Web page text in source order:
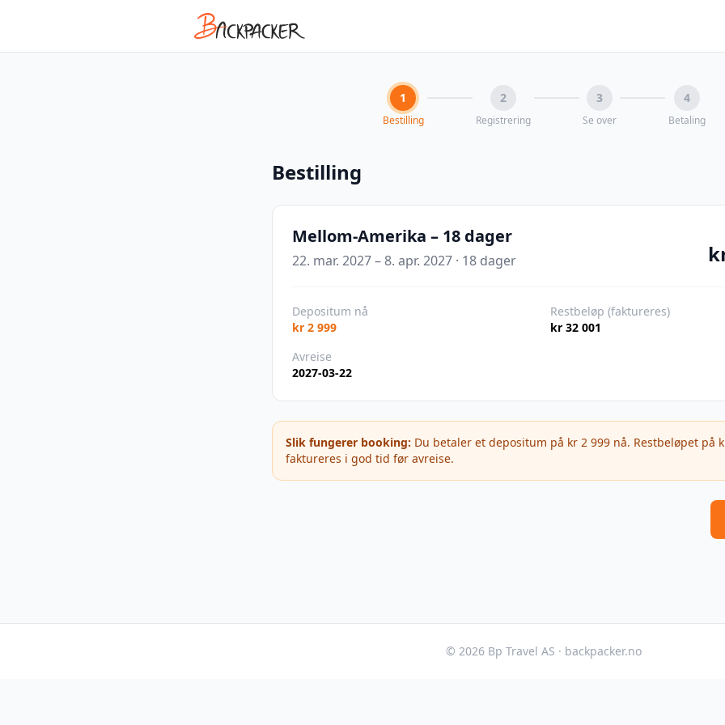
1
Bestilling
2
Registrering
3
Se over
4
Betaling
Bestilling
Mellom-Amerika – 18 dager
22. mar. 2027 – 8. apr. 2027 · 18 dager
Depositum nå
kr 2 999
Restbeløp (faktureres)
kr 32 001
Avreise
2027-03-22
Slik fungerer booking: Du betaler et depositum på kr 2 999 nå. Restbeløpet på
faktureres i god tid før avreise.
© 2026 Bp Travel AS · backpacker.no